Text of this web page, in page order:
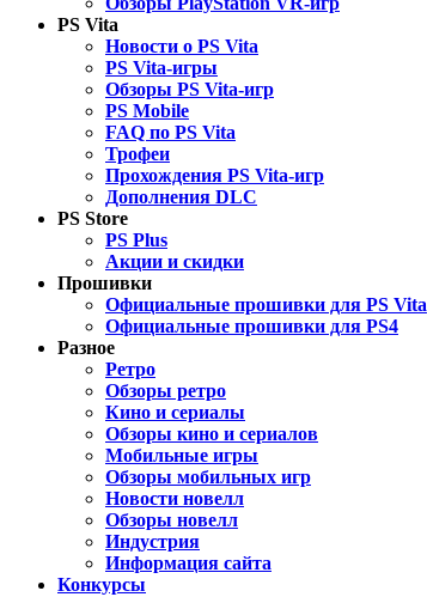
PS Vita
Новости о PS Vita
PS Vita-игры
Обзоры PS Vita-игр
PS Mobile
FAQ по PS Vita
Трофеи
Прохождения PS Vita-игр
Дополнения DLC
PS Store
PS Plus
Акции и скидки
Прошивки
Официальные прошивки для PS Vita
Официальные прошивки для PS4
Разное
Ретро
Обзоры ретро
Кино и сериалы
Обзоры кино и сериалов
Мобильные игры
Обзоры мобильных игр
Новости новелл
Обзоры новелл
Индустрия
Информация сайта
Конкурсы